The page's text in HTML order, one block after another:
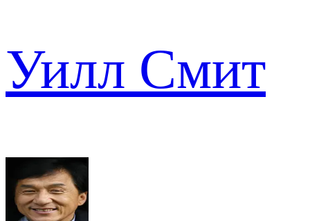
Уилл Смит